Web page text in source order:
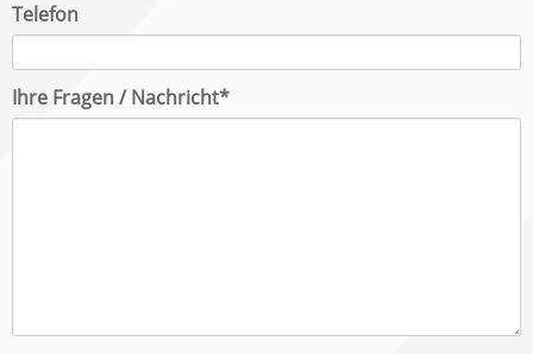
Telefon
Pflichtfeld
Ihre Fragen / Nachricht*